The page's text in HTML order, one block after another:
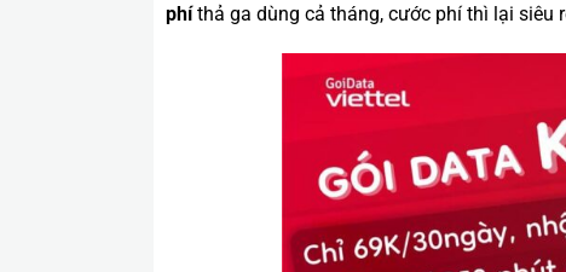
phíthả ga dùng cả tháng, cước phí thì lại siêu